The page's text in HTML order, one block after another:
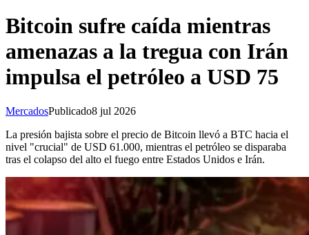
Bitcoin sufre caída mientras
amenazas a la tregua con Irán
impulsa el petróleo a USD 75
MercadosPublicado8 jul 2026
La presión bajista sobre el precio de Bitcoin llevó a BTC hacia el
nivel "crucial" de USD 61.000, mientras el petróleo se disparaba
tras el colapso del alto el fuego entre Estados Unidos e Irán.